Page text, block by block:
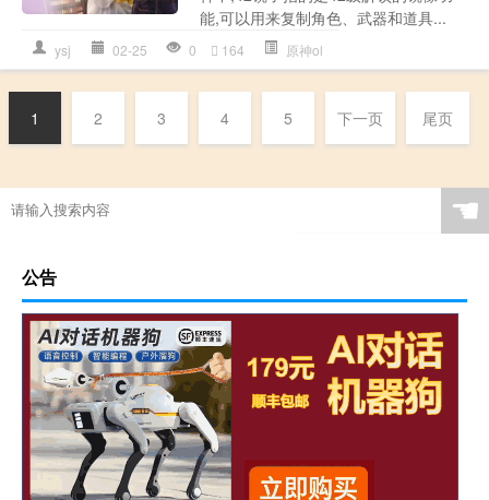
能,可以用来复制角色、武器和道具...
ysj 02-25 0 164 原神ol
1 2 3 4 5 下一页 尾页
☚
公告